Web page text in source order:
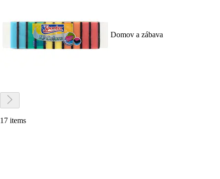
Domov a zábava
17 items